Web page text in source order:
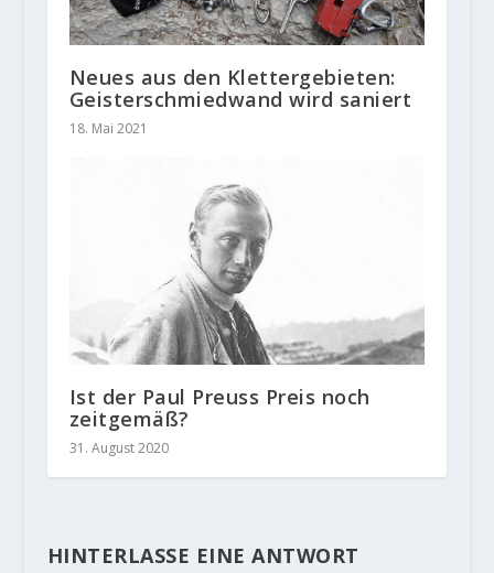
Neues aus den Klettergebieten:
Geisterschmiedwand wird saniert
18. Mai 2021
Ist der Paul Preuss Preis noch
zeitgemäß?
31. August 2020
HINTERLASSE EINE ANTWORT